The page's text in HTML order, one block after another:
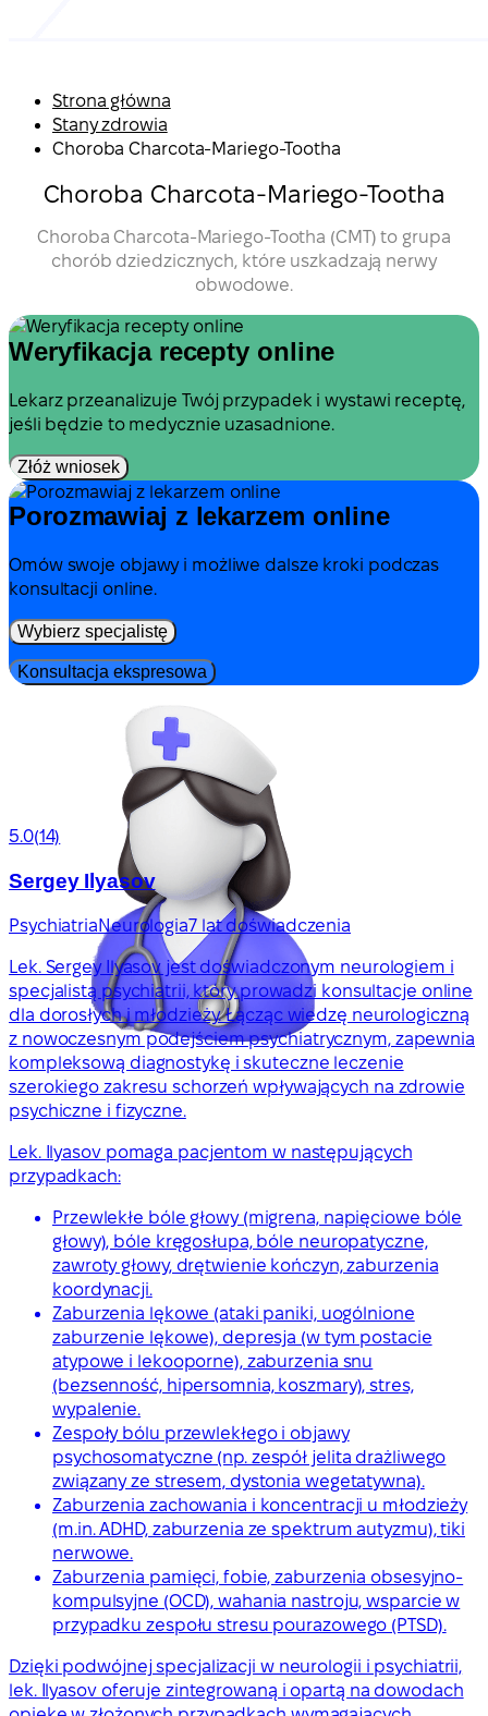
Strona główna
Stany zdrowia
Choroba Charcota-Mariego-Tootha
Choroba Charcota-Mariego-Tootha
Choroba Charcota-Mariego-Tootha (CMT) to grupa
chorób dziedzicznych, które uszkadzają nerwy
obwodowe.
Weryfikacja recepty online
Lekarz przeanalizuje Twój przypadek i wystawi receptę,
jeśli będzie to medycznie uzasadnione.
Złóż wniosek
Porozmawiaj z lekarzem online
Omów swoje objawy i możliwe dalsze kroki podczas
konsultacji online.
Wybierz specjalistę
Konsultacja ekspresowa
5.0(14)
Sergey Ilyasov
PsychiatriaNeurologia7 lat doświadczenia
Lek. Sergey Ilyasov jest doświadczonym neurologiem i
specjalistą psychiatrii, który prowadzi konsultacje online
dla dorosłych i młodzieży. Łącząc wiedzę neurologiczną
z nowoczesnym podejściem psychiatrycznym, zapewnia
kompleksową diagnostykę i skuteczne leczenie
szerokiego zakresu schorzeń wpływających na zdrowie
psychiczne i fizyczne.
Lek. Ilyasov pomaga pacjentom w następujących
przypadkach:
Przewlekłe bóle głowy (migrena, napięciowe bóle
głowy), bóle kręgosłupa, bóle neuropatyczne,
zawroty głowy, drętwienie kończyn, zaburzenia
koordynacji.
Zaburzenia lękowe (ataki paniki, uogólnione
zaburzenie lękowe), depresja (w tym postacie
atypowe i lekooporne), zaburzenia snu
(bezsenność, hipersomnia, koszmary), stres,
wypalenie.
Zespoły bólu przewlekłego i objawy
psychosomatyczne (np. zespół jelita drażliwego
związany ze stresem, dystonia wegetatywna).
Zaburzenia zachowania i koncentracji u młodzieży
(m.in. ADHD, zaburzenia ze spektrum autyzmu), tiki
nerwowe.
Zaburzenia pamięci, fobie, zaburzenia obsesyjno-
kompulsyjne (OCD), wahania nastroju, wsparcie w
przypadku zespołu stresu pourazowego (PTSD).
Dzięki podwójnej specjalizacji w neurologii i psychiatrii,
lek. Ilyasov oferuje zintegrowaną i opartą na dowodach